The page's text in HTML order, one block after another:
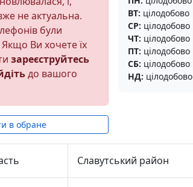
не актуальна.
були
Ви хочете їх
зареєструйтесь
до вашого
в обране
ВТ: цілодобово
СР: цілодобово
ЧТ: цілодобово
ПТ: цілодобово
СБ: цілодобово
НД: цілодобово
Славутський район